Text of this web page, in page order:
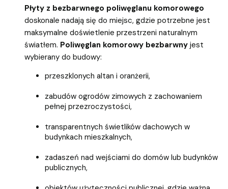
Płyty z bezbarwnego poliwęglanu komorowego
doskonale nadają się do miejsc, gdzie potrzebne jest
maksymalne doświetlenie przestrzeni naturalnym
światłem. Poliwęglan komorowy bezbarwny jest
wybierany do budowy:
przeszklonych altan i oranżerii,
zabudów ogrodów zimowych z zachowaniem
pełnej przezroczystości,
transparentnych świetlików dachowych w
budynkach mieszkalnych,
zadaszeń nad wejściami do domów lub budynków
publicznych,